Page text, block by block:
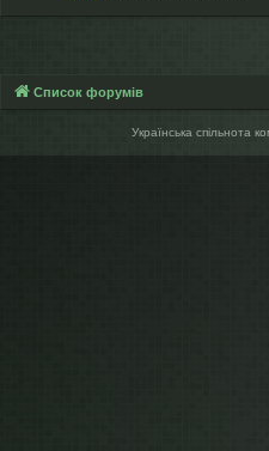
Список форумів
Українська спільнота